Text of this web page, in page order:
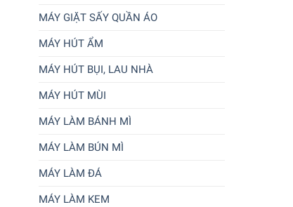
MÁY GIẶT SẤY QUẦN ÁO
MÁY HÚT ẨM
MÁY HÚT BỤI, LAU NHÀ
MÁY HÚT MÙI
MÁY LÀM BÁNH MÌ
MÁY LÀM BÚN MÌ
MÁY LÀM ĐÁ
MÁY LÀM KEM